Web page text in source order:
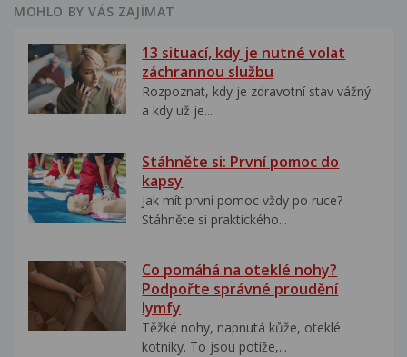
MOHLO BY VÁS ZAJÍMAT
13 situací, kdy je nutné volat
záchrannou službu
Rozpoznat, kdy je zdravotní stav vážný
a kdy už je...
Stáhněte si: První pomoc do
kapsy
Jak mít první pomoc vždy po ruce?
Stáhněte si praktického...
Co pomáhá na oteklé nohy?
Podpořte správné proudění
lymfy
Těžké nohy, napnutá kůže, oteklé
kotníky. To jsou potíže,...